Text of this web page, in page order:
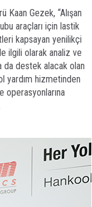
Kaan Gezek, “Alışan
araçları için lastik
kapsayan yenilikçi
ilgili olarak analiz ve
da destek alacak olan
yardım hizmetinden
operasyonlarına